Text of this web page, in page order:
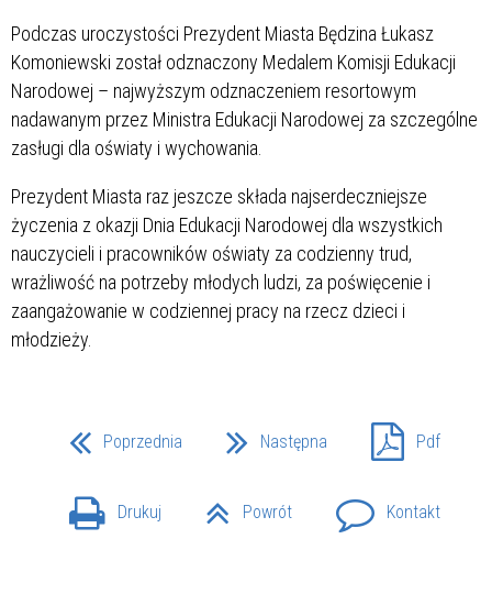
Podczas uroczystości Prezydent Miasta Będzina Łukasz
Komoniewski został odznaczony Medalem Komisji Edukacji
Narodowej – najwyższym odznaczeniem resortowym
nadawanym przez Ministra Edukacji Narodowej za szczególne
zasługi dla oświaty i wychowania.
Prezydent Miasta raz jeszcze składa najserdeczniejsze
życzenia z okazji Dnia Edukacji Narodowej dla wszystkich
nauczycieli i pracowników oświaty za codzienny trud,
wrażliwość na potrzeby młodych ludzi, za poświęcenie i
zaangażowanie w codziennej pracy na rzecz dzieci i
młodzieży.
Poprzednia Następna Pdf
Drukuj Powrót Kontakt